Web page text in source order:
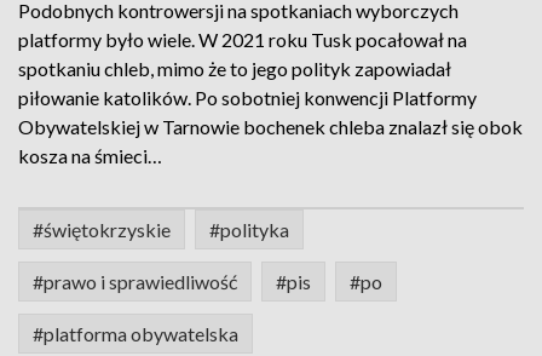
Podobnych kontrowersji na spotkaniach wyborczych
platformy było wiele. W 2021 roku Tusk pocałował na
spotkaniu chleb, mimo że to jego polityk zapowiadał
piłowanie katolików. Po sobotniej konwencji Platformy
Obywatelskiej w Tarnowie bochenek chleba znalazł się obok
kosza na śmieci…
#świętokrzyskie #polityka
#prawo i sprawiedliwość #pis #po
#platforma obywatelska